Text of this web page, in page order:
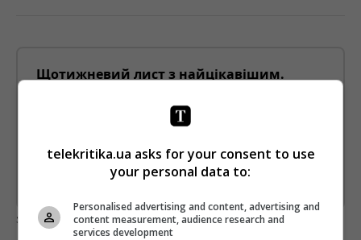
Щотижневий лист з найцікавішим.
Підпишіться ще раз, якщо не отримуєте від нас листи
Підписатись→
загрузка...
telekritika.ua asks for your consent to use
your personal data to:
Personalised advertising and content, advertising and
content measurement, audience research and
services development